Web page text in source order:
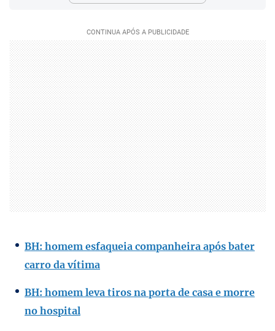
BH: homem esfaqueia companheira após bater
carro da vítima
BH: homem leva tiros na porta de casa e morre
no hospital